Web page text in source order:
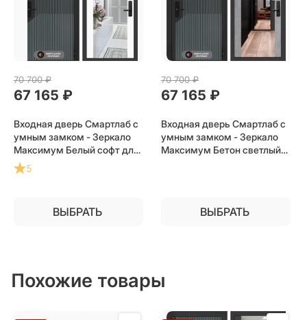
70 700 ₽
67 165 ₽
Входная дверь Смартлаб с
умным замком - Зеркало
Максимум Белый софт для
установки в квартиру
5
ВЫБРАТЬ
70 700 ₽
67 165 ₽
Входная дверь Смартлаб с
умным замком - Зеркало
Максимум Бетон светлый
ВЫБРАТЬ
Похожие товары